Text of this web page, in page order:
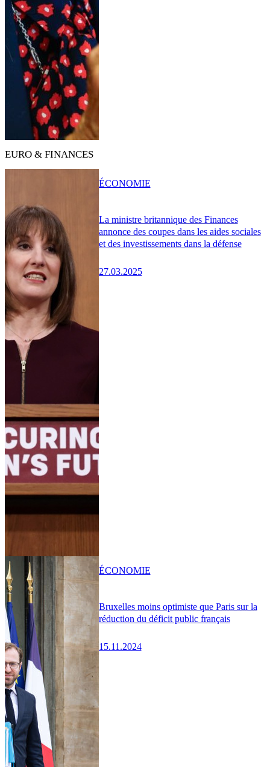
EURO & FINANCES
La ministre britannique des Finances
annonce des coupes dans les aides sociales
et des investissements dans la défense
27.03.2025
ÉCONOMIE
Bruxelles moins optimiste que Paris sur la
réduction du déficit public français
15.11.2024
ÉCONOMIE